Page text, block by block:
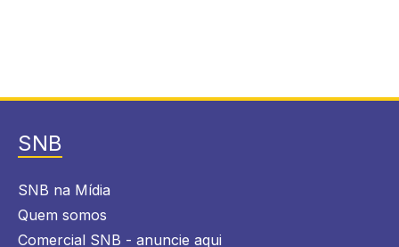
SNB
SNB na Mídia
Quem somos
Comercial SNB - anuncie aqui